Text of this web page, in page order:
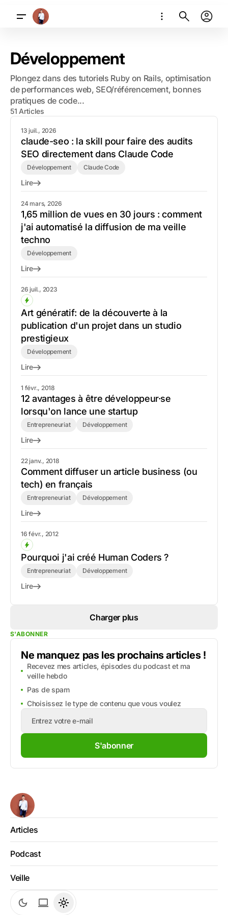
Développement
Plongez dans des tutoriels Ruby on Rails, optimisation
de performances web, SEO/référencement, bonnes
pratiques de code...
51 Articles
13 juil., 2026
claude-seo : la skill pour faire des audits
SEO directement dans Claude Code
Développement Claude Code
Lire
24 mars, 2026
1,65 million de vues en 30 jours : comment
j'ai automatisé la diffusion de ma veille
techno
Développement
Lire
26 juil., 2023
Art génératif: de la découverte à la
publication d'un projet dans un studio
prestigieux
Développement
Lire
1 févr., 2018
12 avantages à être développeur·se
lorsqu'on lance une startup
Entrepreneuriat Développement
Lire
22 janv., 2018
Comment diffuser un article business (ou
tech) en français
Entrepreneuriat Développement
Lire
16 févr., 2012
Pourquoi j'ai créé Human Coders ?
Entrepreneuriat Développement
Lire
Charger plus
S'ABONNER
Ne manquez pas les prochains articles !
Recevez mes articles, épisodes du podcast et ma
veille hebdo
Pas de spam
Choisissez le type de contenu que vous voulez
S'abonner
Articles
Podcast
Veille